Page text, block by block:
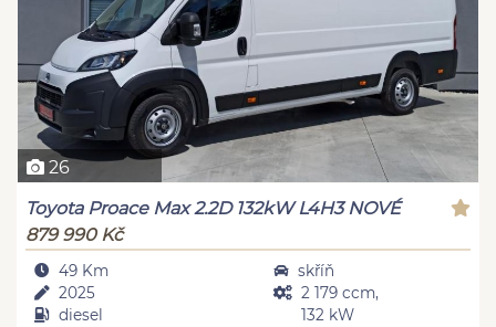
26
Toyota Proace Max 2.2D 132kW L4H3 NOVÉ
879 990 Kč
49 Km
2025
diesel
skříň
2 179 ccm,
132 kW